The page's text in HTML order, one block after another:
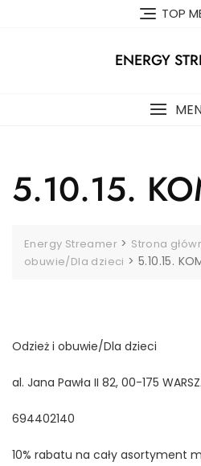
TOP
ENERGY
5.10.15.
Energy Streamer > Strona
obuwie/Dla dzieci >5.10.15.
Odzież i obuwie/Dla dzieci
al. Jana Pawła II 82, 00-175
694402140
10% rabatu na cały asortyment